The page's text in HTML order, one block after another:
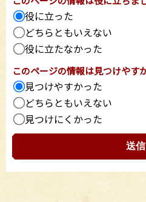
役に立った
どちらともいえない
役に立たなかった
このページの情報は見つけやす
見つけやすかった
どちらともいえない
見つけにくかった